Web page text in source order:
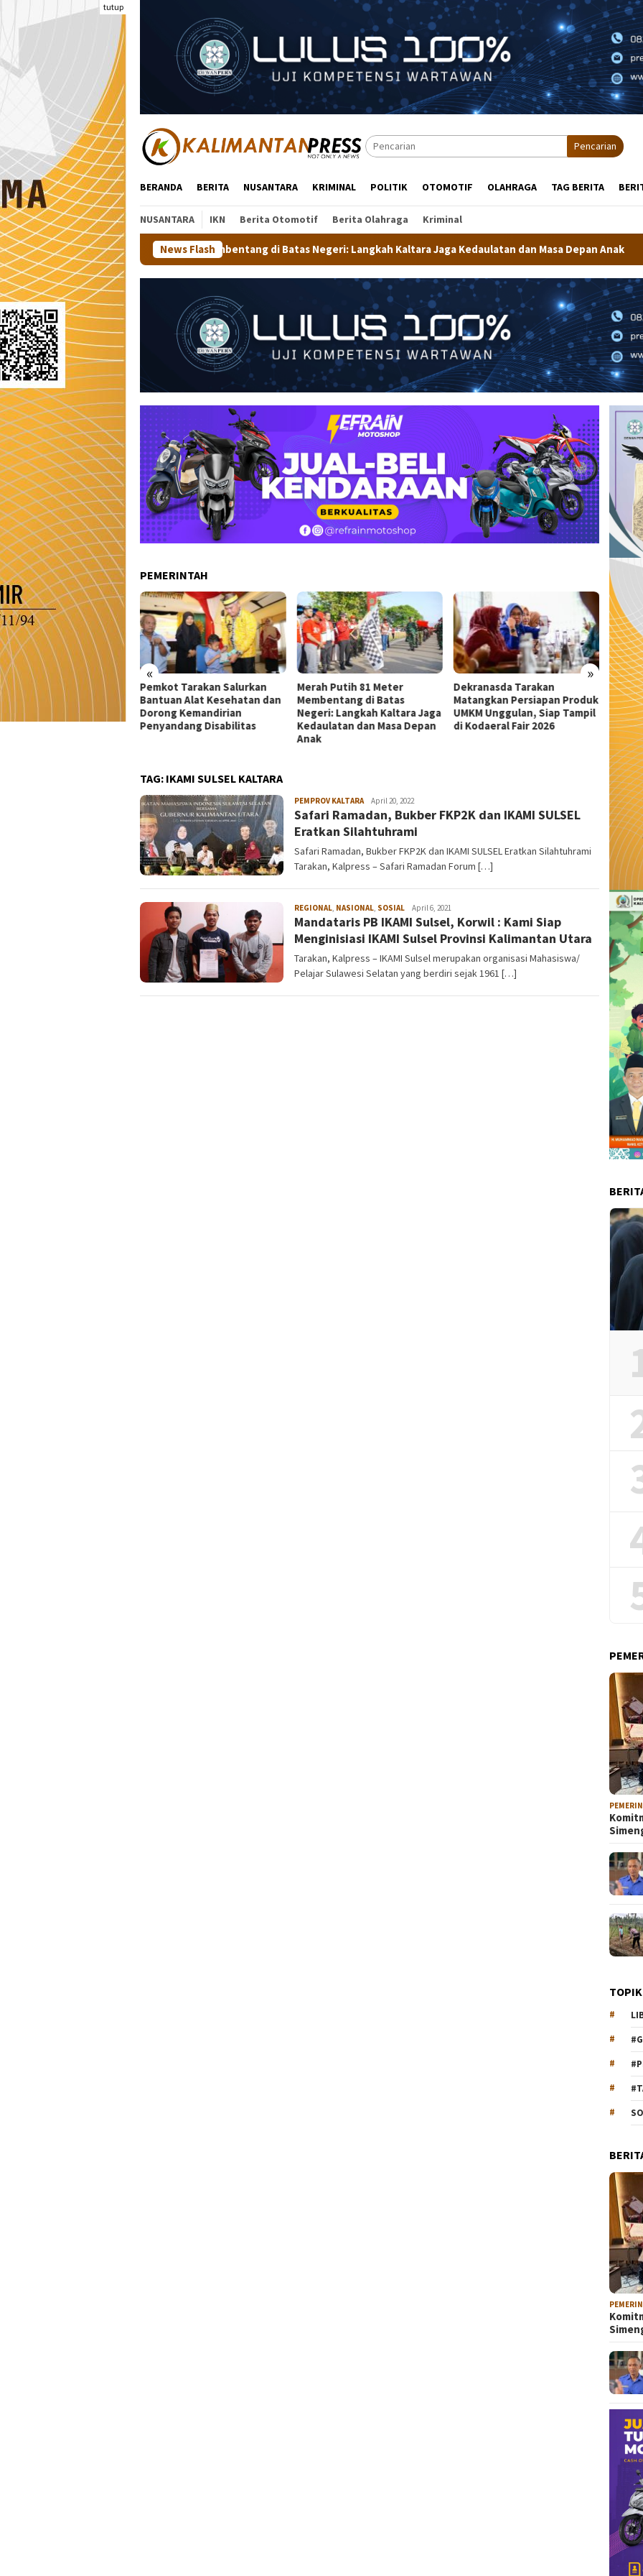
tutup
Pencarian
BERANDA BERITA NUSANTARA KRIMINAL POLITIK OTOMOTIF OLAHRAGA TAG BERITA
NUSANTARA IKN Berita Otomotif Berita Olahraga Kriminal
News Flash
81 Meter Membentang di Batas Negeri: Langkah Kaltara Jaga Kedaulatan dan Masa Depan Anak Dekranasda Tarakan
PEMERINTAH
« »
Tarakan Salurkan
Alat Kesehatan dan
Kemandirian
Disabilitas
Merah Putih 81 Meter
Membentang di Batas
Negeri: Langkah Kaltara Jaga
Kedaulatan dan Masa Depan
Dekranasda Tarakan
Matangkan Persiapan Produk
UMKM Unggulan, Siap Tampil
di Kodaeral Fair 2026
Wali Kota Tarakan Apresiasi
Beasiswa PIP Aspirasi Deddy
Sitorus untuk 209 Siswa
TAG: IKAMI SULSEL KALTARA
PEMPROV KALTARA admin
April 20, 2022
Safari Ramadan, Bukber FKP2K dan IKAMI SULSEL
Eratkan Silahtuhrami
Safari Ramadan, Bukber FKP2K dan IKAMI SULSEL Eratkan Silahtuhrami
Tarakan, Kalpress – Safari Ramadan Forum […]
REGIONAL NASIONAL SOSIAL admin
April 6, 2021
Mandataris PB IKAMI Sulsel, Korwil : Kami Siap
Menginisiasi IKAMI Sulsel Provinsi Kalimantan Utara
Tarakan, Kalpress – IKAMI Sulsel merupakan organisasi Mahasiswa/
Pelajar Sulawesi Selatan yang berdiri sejak 1961 […]